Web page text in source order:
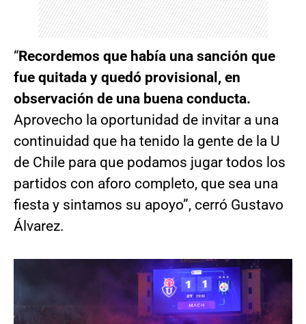
“Recordemos que había una sanción que
fue quitada y quedó provisional, en
observación de una buena conducta.
Aprovecho la oportunidad de invitar a una
continuidad que ha tenido la gente de la U
de Chile para que podamos jugar todos los
partidos con aforo completo, que sea una
fiesta y sintamos su apoyo”, cerró Gustavo
Álvarez.